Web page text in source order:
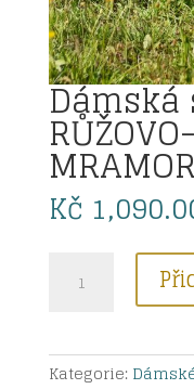
Kč
sukně-
MRAMOR
♥
Kategorie: